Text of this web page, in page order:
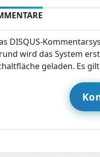
DISQUS-
wird das System
geladen. Es